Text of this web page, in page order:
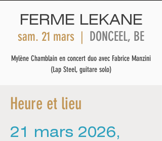
FERME LEKANE
sam. 21 mars
  |
DONCEEL, BE
Mylène Chamblain en concert duo avec Fabrice Manzini
(Lap Steel, guitare solo)
Heure et lieu
21 mars 2026,